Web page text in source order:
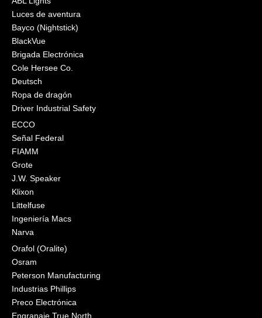
Luces de aventura
Bayco (Nightstick)
BlackVue
Brigada Electrónica
Cole Hersee Co.
Deutsch
Ropa de dragón
Driver Industrial Safety
ECCO
Señal Federal
FIAMM
Grote
J.W. Speaker
Klixon
Littelfuse
Ingeniería Macs
Narva
Orafol (Oralite)
Osram
Peterson Manufacturing
Industrias Phillips
Preco Electrónica
Engranaje True North